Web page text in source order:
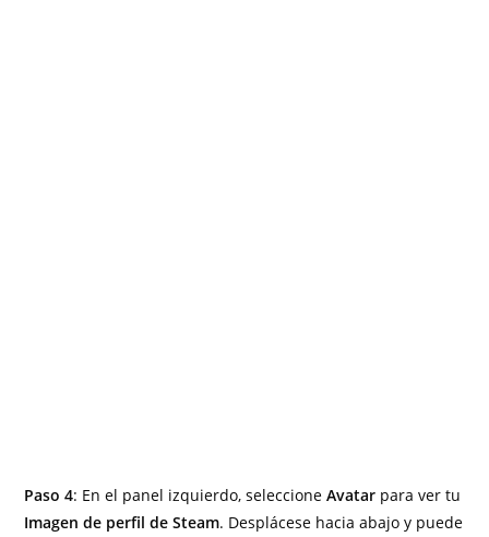
Paso 4: En el panel izquierdo, seleccioneAvatar para ver tu
Imagen de perfil de Steam. Desplácese hacia abajo y puede